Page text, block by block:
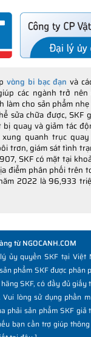
vòng bi bạc đạn và
các ngành trở
làm cho sản phẩm
sửa chữa được, SKF
quay và giảm tác
xung quanh trục
trơn, giám sát tình
SKF có mặt tại
điểm phân phối trên
2022 là 96,933
từ NGOCANH.COM
ủy quyền SKF tại Việt
phẩm SKF được phân
SKF, có đầy đủ
Vui lòng sử dụng phần
phải sản phẩm SKF giả
bạn cần trợ giúp